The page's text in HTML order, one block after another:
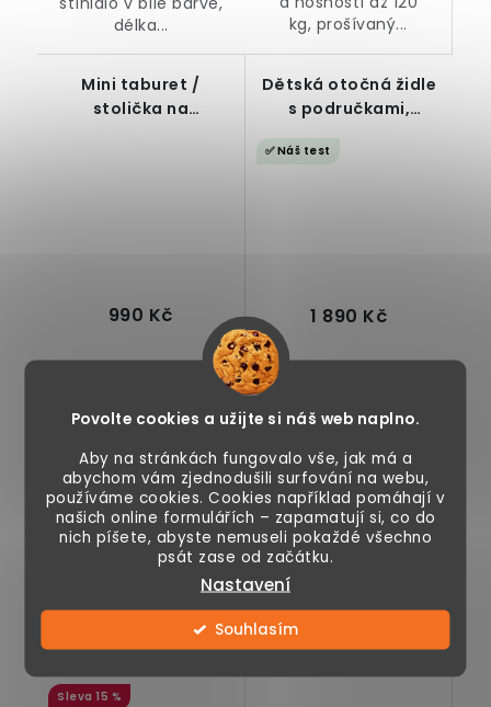
Povolte cookies a užijte si náš web naplno.
Aby na stránkách fungovalo vše, jak má a
abychom vám zjednodušili surfování na webu,
používáme cookies. Cookies například pomáhají v
našich online formulářích – zapamatují si, co do
nich píšete, abyste nemuseli pokaždé všechno
psát zase od začátku.
Nastavení
Souhlasím
délka...
kg, prošívaný...
Mini taburet /
stolička na
990 Kč
Mini taburet, úložný
prostor, robustní a
odolná konstrukce,
elegantní design,...
Dětská otočná židle
s područkami,
✅ Náš test
1 890 Kč
Dětská otočná židle
s područkami k
psacímu stolu,
výškově
nastavitelná,...
Dětská otočná židle
s područkami,
tyrkysovo-šedá
15 %
Dětská otočná židle
s područkami,
růžovo-šedá